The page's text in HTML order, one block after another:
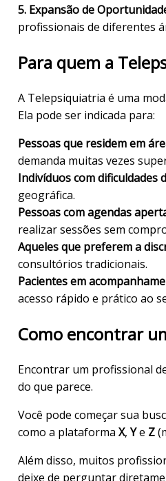
5. Expansão de
profissionais de diferentes
Para quem a
A Telepsiquiatria é uma
Ela pode ser indicada para:
Pessoas que residem em
demanda muitas vezes
Indivíduos com dificuldades
geográfica.
Pessoas com agendas
realizar sessões sem
Aqueles que preferem a
consultórios tradicionais.
Pacientes em
acesso rápido e prático ao
Como encontrar
Encontrar um profissional
do que parece.
Você pode começar sua
como a plataforma X, Ye Z
Além disso, muitos
deixe de perguntar